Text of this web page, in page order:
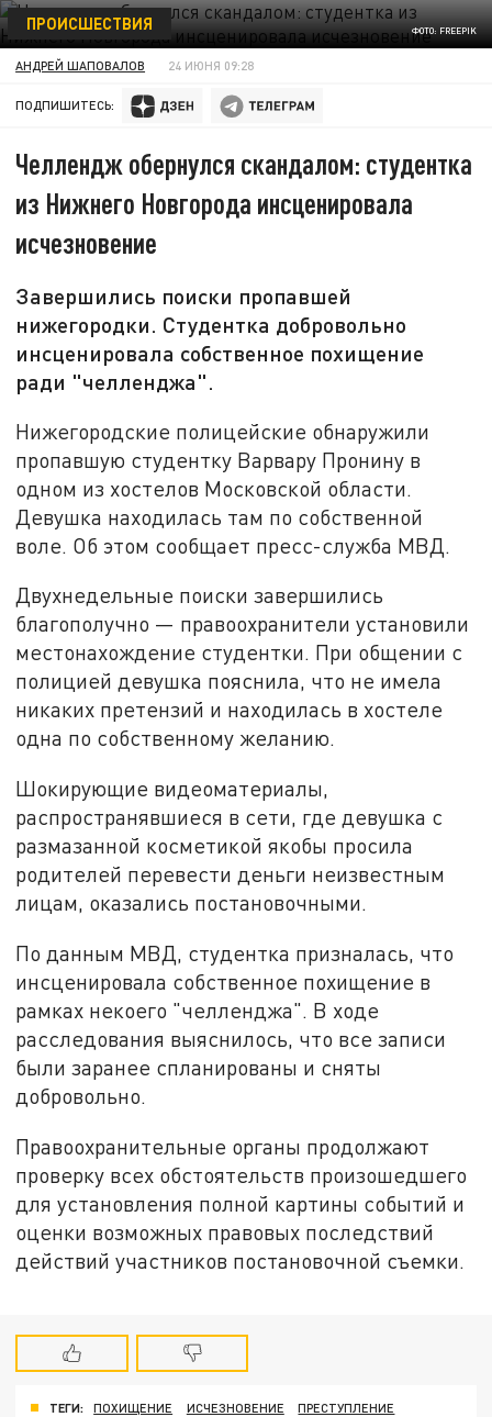
ФОТО: FREEPIK
ПРОИСШЕСТВИЯ
АНДРЕЙ ШАПОВАЛОВ 24 ИЮНЯ 09:28
ПОДПИШИТЕСЬ:
Челлендж обернулся скандалом: студентка
из Нижнего Новгорода инсценировала
исчезновение
Завершились поиски пропавшей
нижегородки. Студентка добровольно
инсценировала собственное похищение
ради "челленджа".
Нижегородские полицейские обнаружили
пропавшую студентку Варвару Пронину в
одном из хостелов Московской области.
Девушка находилась там по собственной
воле. Об этом сообщает пресс-служба МВД.
Двухнедельные поиски завершились
благополучно — правоохранители установили
местонахождение студентки. При общении с
полицией девушка пояснила, что не имела
никаких претензий и находилась в хостеле
одна по собственному желанию.
Шокирующие видеоматериалы,
распространявшиеся в сети, где девушка с
размазанной косметикой якобы просила
родителей перевести деньги неизвестным
лицам, оказались постановочными.
По данным МВД, студентка призналась, что
инсценировала собственное похищение в
рамках некоего "челленджа". В ходе
расследования выяснилось, что все записи
были заранее спланированы и сняты
добровольно.
Правоохранительные органы продолжают
проверку всех обстоятельств произошедшего
для установления полной картины событий и
оценки возможных правовых последствий
действий участников постановочной съемки.
ТЕГИ: ПОХИЩЕНИЕ ИСЧЕЗНОВЕНИЕ
ПРЕСТУПЛЕНИЕ